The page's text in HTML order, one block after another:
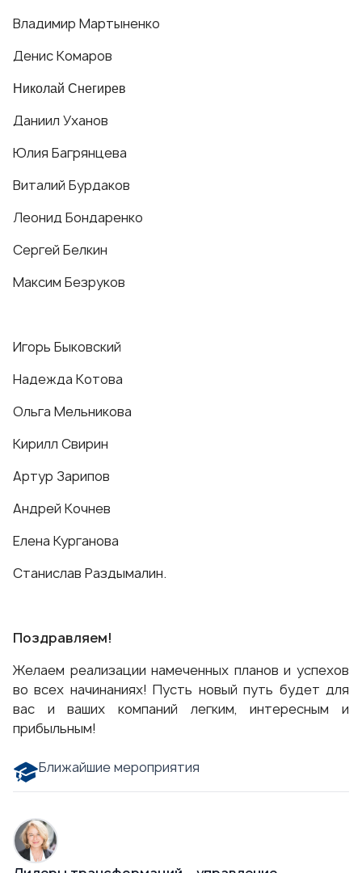
Владимир Мартыненко
Денис Комаров
Николай Снегирев
Даниил Уханов
Юлия Багрянцева
Виталий Бурдаков
Леонид Бондаренко
Сергей Белкин
Максим Безруков
Игорь Быковский
Надежда Котова
Ольга Мельникова
Кирилл Свирин
Артур Зарипов
Андрей Кочнев
Елена Курганова
Станислав Раздымалин.
Поздравляем!
Желаем реализации намеченных планов и успехов
во всех начинаниях! Пусть новый путь будет для
вас и ваших компаний легким, интересным и
прибыльным!
Ближайшие мероприятия